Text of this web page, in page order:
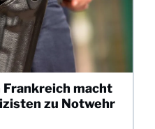
Frankreich macht
zu Notwehr